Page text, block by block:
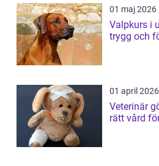
01 maj 2026
Valpkurs i uppsala
trygg och
01 april 2026
Veterinär
rätt vård